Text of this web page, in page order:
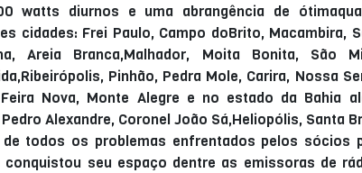
watts diurnos e uma abrangência de
cidades: Frei Paulo, Campo doBrito, Macambira,
Areia Branca,Malhador, Moita Bonita, São
Pinhão, Pedra Mole, Carira, Nossa
Nova, Monte Alegre e no estado da Bahia
Alexandre, Coronel João Sá,Heliopólis, Santa
de todos os problemas enfrentados pelos sócios
conquistou seu espaço dentre as emissoras de